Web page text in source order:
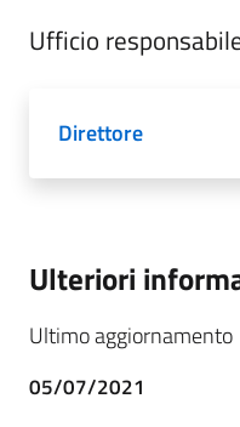
Ufficio
Direttore
Ulteriori
Ultimo aggiornamento
05/07/2021